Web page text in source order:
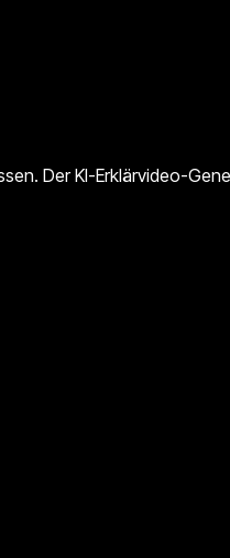
Der KI-Erklärvideo-